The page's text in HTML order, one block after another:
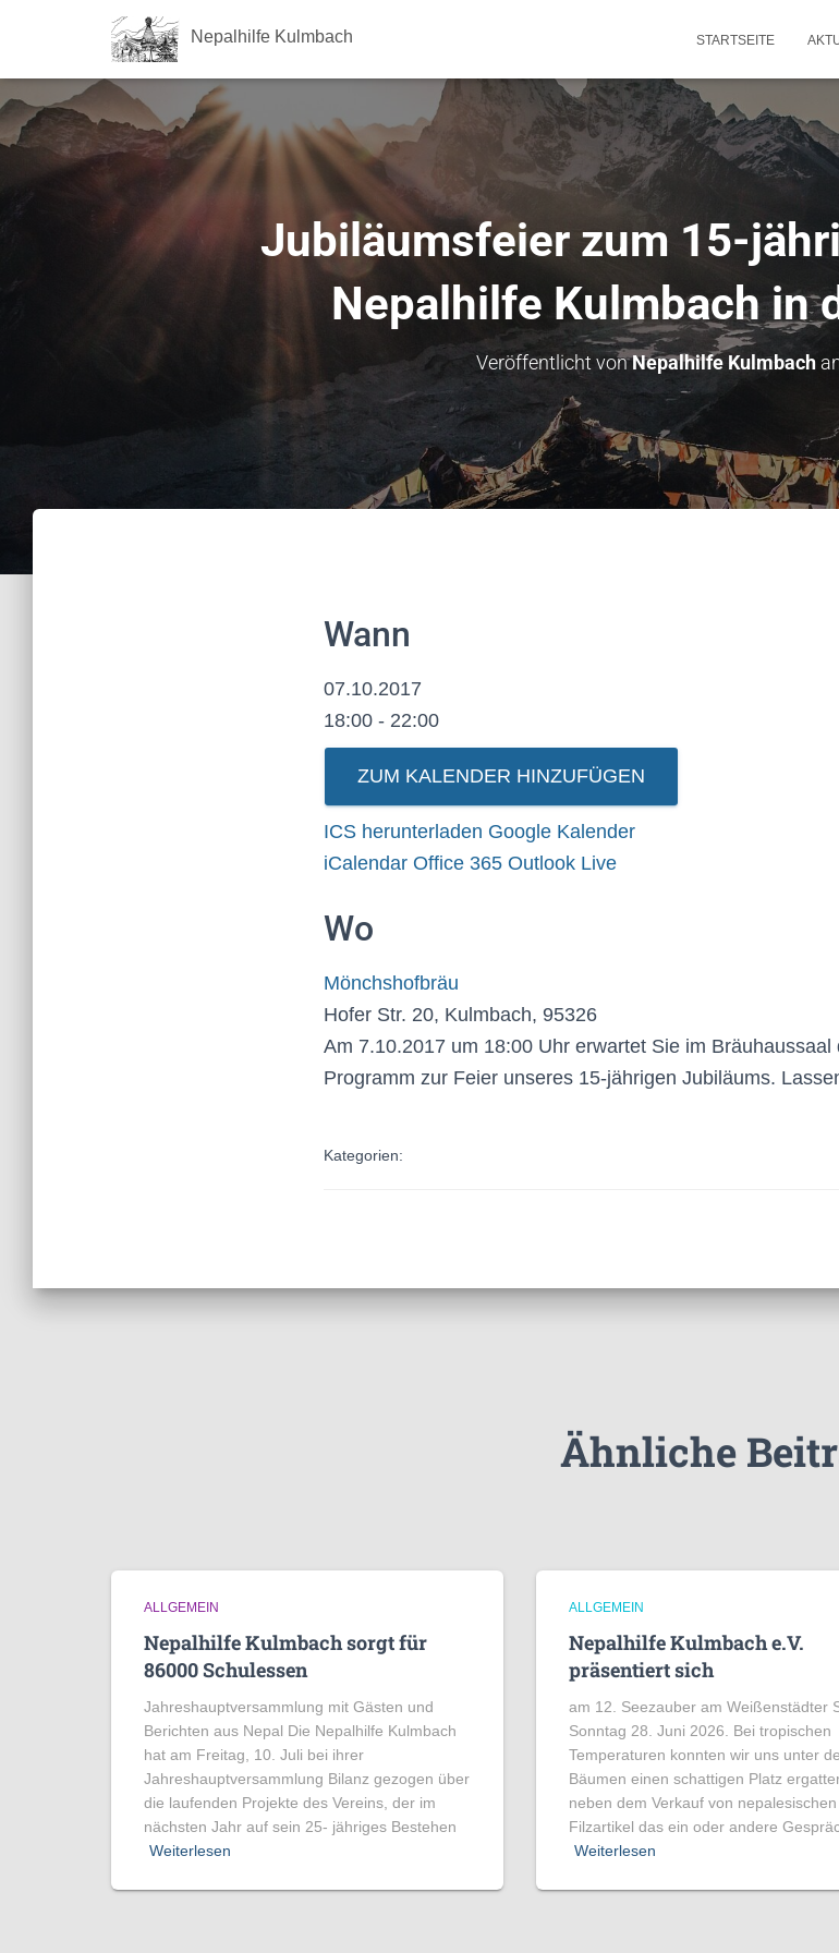
Nepalhilfe Kulmbach STARTSEITE
Jubiläumsfeier zum 15-
Nepalhilfe Kulmbach in
Veröffentlicht vonNepalhilfe Kulmbach
Wann
07.10.2017
18:00 - 22:00
ZUM KALENDER HINZUFÜGEN
ICS herunterladen Google Kalender
iCalendar Office 365 Outlook Live
Wo
Mönchshofbräu
Hofer Str. 20, Kulmbach, 95326
Am 7.10.2017 um 18:00 Uhr erwartet Sie im
Programm zur Feier unseres 15-jährigen Jubiläums.
Kategorien:
Ähnliche
ALLGEMEIN
Nepalhilfe Kulmbach sorgt für
86000 Schulessen
Jahreshauptversammlung mit Gästen und
Berichten aus Nepal Die Nepalhilfe Kulmbach
hat am Freitag, 10. Juli bei ihrer
Jahreshauptversammlung Bilanz gezogen über
die laufenden Projekte des Vereins, der im
nächsten Jahr auf sein 25- jähriges Bestehen
Weiterlesen
ALLGEMEIN
Nepalhilfe Kulmbach e.V.
präsentiert sich
am 12. Seezauber am Weißenstädter
Sonntag 28. Juni 2026. Bei tropischen
Temperaturen konnten wir uns unter
Bäumen einen schattigen Platz
neben dem Verkauf von nepalesischen
Filzartikel das ein oder andere
Weiterlesen